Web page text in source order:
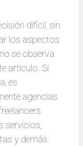
difícil, sin
los aspectos
se observa
artículo. Si
es
agencias
servicios,
y demás.